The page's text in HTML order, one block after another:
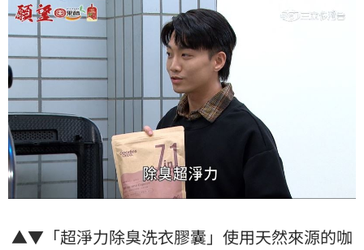
▲▼「超淨力除臭洗衣膠囊」使用天然來源的咖